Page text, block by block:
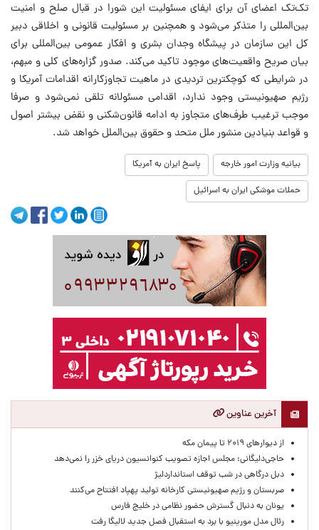
تک‌تک اعضای آن برای ایفای مسئولیت این شورا در قبال صلح و امنیت
بین‌المللی را متذکر می‌شود و همچنین بر مسئولیت قانونی و اخلاقی دبیر
کل این سازمان در پیشگاه وجدان بشری و افکار عمومی بین‌المللی برای
بیان صریح واقعیت‌های موجود تاکید می‌کند. صدور گزاره‌های کلی و مبهم،
در شرایطی که کوچکترین تردیدی در ماهیت تجاوزکارانه اقدامات آمریکا و
رژیم صهیونیستی وجود ندارد، اقدامی مسئولانه تلقی نمی‌شود و صرفا
موجب ترغیب طرف‌های متجاوز به ادامه قانون‌شکنی و نقض بیشتر اصول
و قواعد بنیادین منشور ملل متحد و حقوق بین‌الملل خواهد شد.
بیانیه وزارت امور خارجه پاسخ ایران به آمریکا
حملات موشکی ایران به اسرائیل
آخرین عناوین
از دیوارهای ۲۰۱۹ تا پیمان مکه
حاجی‌دلیگانی: مجلس اجازه تصویب کنوانسیون دریای خزر را نمی‌دهد
دبل درگاهی در شب توقف استانداردلیژ
صربستان و رژیم صهیونیستی کارخانه تولید پهپاد افتتاح می‌کنند
یونان به دنبال گسترش حضور نظامی در خلیج فارس
رئال مدل مورینیو با برد به استقبال فصل جدید لالیگا رفت